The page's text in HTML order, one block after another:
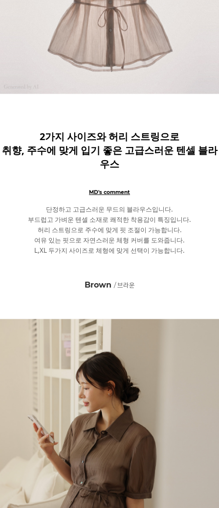
2가지 사이즈와 허리 스트링으로
취향, 주수에 맞게 입기 좋은 고급스러운 텐셀 블라
우스
MD's comment
단정하고 고급스러운 무드의 블라우스입니다.
부드럽고 가벼운 텐셀 소재로 쾌적한 착용감이 특징입니다.
허리 스트링으로 주수에 맞게 핏 조절이 가능합니다.
여유 있는 핏으로 자연스러운 체형 커버를 도와줍니다.
L,XL 두가지 사이즈로 체형에 맞게 선택이 가능합니다.
Brown / 브라운